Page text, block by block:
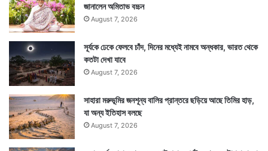
জানালেন অমিতাভ বচ্চন
August 7, 2026
সূর্যকে ঢেকে ফেলবে চাঁদ, দিনের মধ্যেই নামবে অন্ধকার, ভারত থেকে
কতটা দেখা যাবে
August 7, 2026
সাহারা মরুভূমির জনশূন্য বালির প্রান্তরে ছড়িয়ে আছে তিমির হাড়,
যা অন্য ইতিহাস বলছে
August 7, 2026